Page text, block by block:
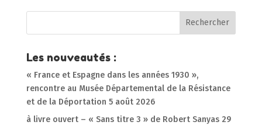
Les nouveautés :
« France et Espagne dans les années 1930 »,
rencontre au Musée Départemental de la Résistance
et de la Déportation 5 août 2026
à livre ouvert – « Sans titre 3 » de Robert Sanyas 29